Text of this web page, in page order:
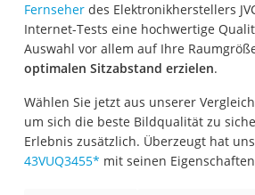
Fernseherdes Elektronikherstellers
Internet-Tests eine hochwertige
Auswahl vor allem auf Ihre
optimalen Sitzabstand erzielen.
Wählen Sie jetzt aus unserer
um sich die beste Bildqualität zu
Erlebnis zusätzlich. Überzeugt hat
43VUQ3455* mit seinen